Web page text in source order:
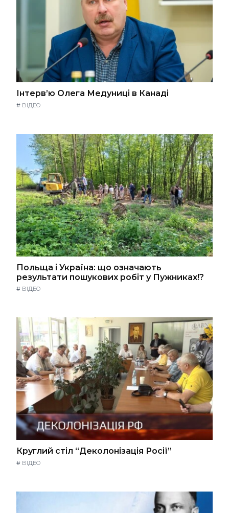
Інтерв’ю Олега Медуниці в Канаді
# ВІДЕО
Польща і Україна: що означають
результати пошукових робіт у Пужниках!?
# ВІДЕО
Круглий стіл “Деколонізація Росії”
# ВІДЕО